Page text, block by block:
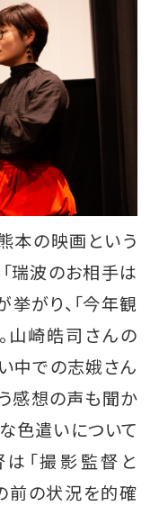
本の映画という
瑞波のお相手は
がり、「今年観
山崎皓司さんの
中での志娥さん
感想の声も聞か
色遣いについて
「撮影監督と
前の状況を的確